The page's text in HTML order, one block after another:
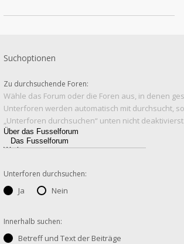
Suchoptionen
Zu durchsuchende Foren:
Wähle das Forum oder die Foren aus, in denen
Unterforen werden automatisch mit durchsucht,
„Unterforen durchsuchen“ unten nicht deaktivierst.
Unterforen durchsuchen:
Ja Nein
Innerhalb suchen:
Betreff und Text der Beiträge